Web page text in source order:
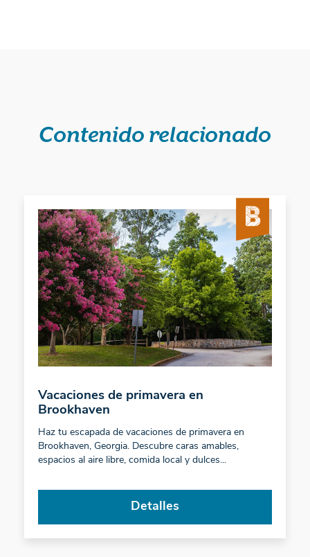
Contenido relacionado
Vacaciones de primavera en
Brookhaven
Haz tu escapada de vacaciones de primavera en
Brookhaven, Georgia. Descubre caras amables,
espacios al aire libre, comida local y dulces...
Detalles